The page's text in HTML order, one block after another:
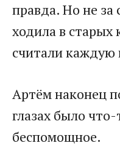
правда. Но не за
ходила в старых
считали каждую
Артём наконец
глазах было
беспомощное.